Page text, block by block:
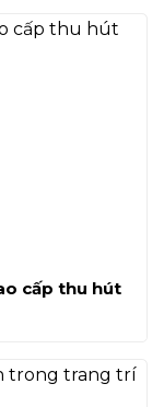
cấp thu hút